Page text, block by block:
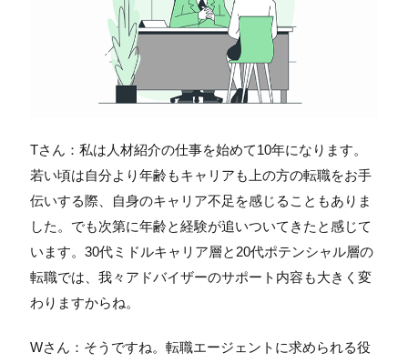
Tさん：私は人材紹介の仕事を始めて10年になります。
若い頃は自分より年齢もキャリアも上の方の転職をお手
伝いする際、自身のキャリア不足を感じることもありま
した。でも次第に年齢と経験が追いついてきたと感じて
います。30代ミドルキャリア層と20代ポテンシャル層の
転職では、我々アドバイザーのサポート内容も大きく変
わりますからね。
Wさん：そうですね。転職エージェントに求められる役